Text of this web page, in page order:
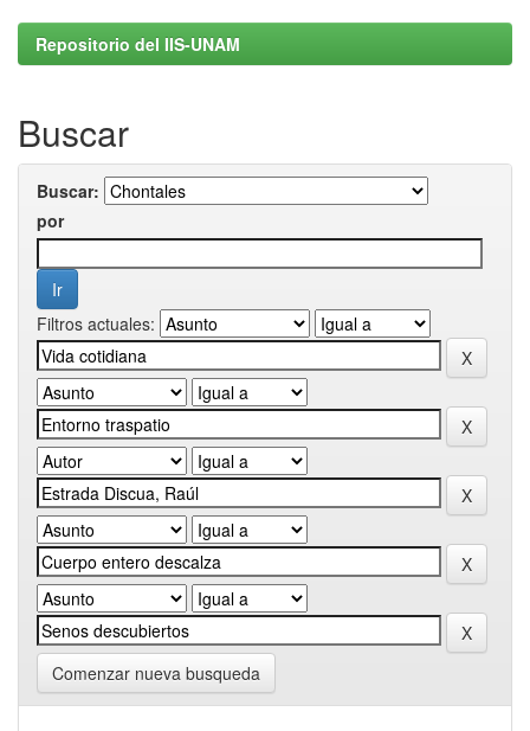
Repositorio del IIS-UNAM
Buscar
Buscar:
por
Filtros actuales:
Comenzar nueva busqueda